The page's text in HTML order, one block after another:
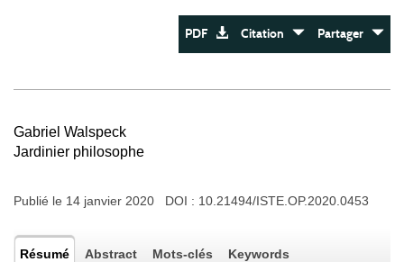
PDF Citation Partager
Gabriel Walspeck
Jardinier philosophe
Publié le 14 janvier 2020 DOI : 10.21494/ISTE.OP.2020.0453
Résumé Abstract Mots-clés Keywords